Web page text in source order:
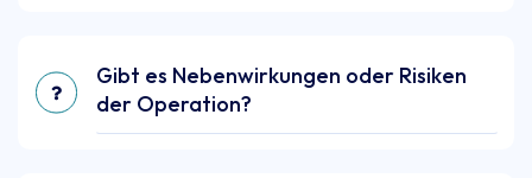
Gibt es Nebenwirkungen oder Risiken
der Operation?